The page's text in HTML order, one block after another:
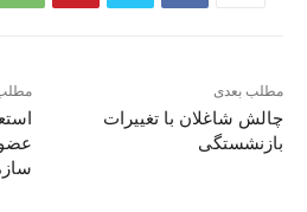
مطلب بعدی
چالش شاغلان با تغییرات
بازنشستگی